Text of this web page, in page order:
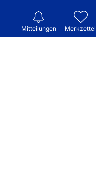
Mitteilungen Merkzettel